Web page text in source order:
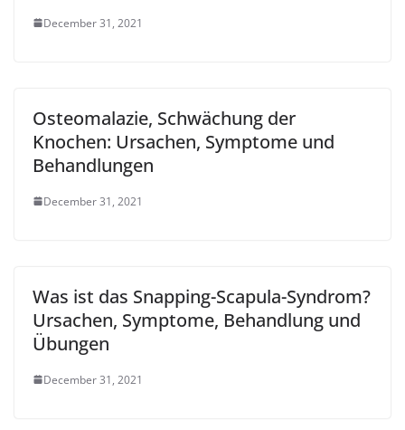
December 31, 2021
Osteomalazie, Schwächung der
Knochen: Ursachen, Symptome und
Behandlungen
December 31, 2021
Was ist das Snapping-Scapula-Syndrom?
Ursachen, Symptome, Behandlung und
Übungen
December 31, 2021